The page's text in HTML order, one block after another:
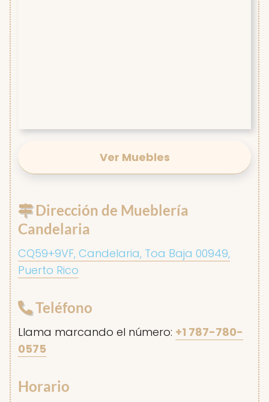
Ver Muebles
Dirección de Mueblería
Candelaria
CQ59+9VF, Candelaria, Toa Baja 00949,
Puerto Rico
Teléfono
Llama marcando el número: +1 787-780-
0575
Horario